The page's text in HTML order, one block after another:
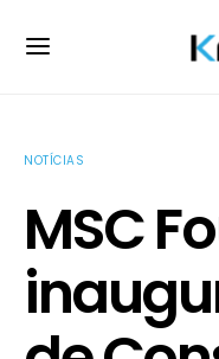
NOTÍCIAS
MSC